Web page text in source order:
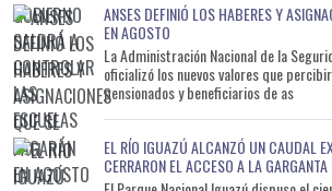
ANSES DEFINIÓ LOS HABERES Y
EN AGOSTO
La Administración Nacional de la
oficializó los nuevos valores que
pensionados y beneficiarios de as
EL RÍO IGUAZÚ ALCANZÓ UN CAUDAL
CERRARON EL ACCESO A LA